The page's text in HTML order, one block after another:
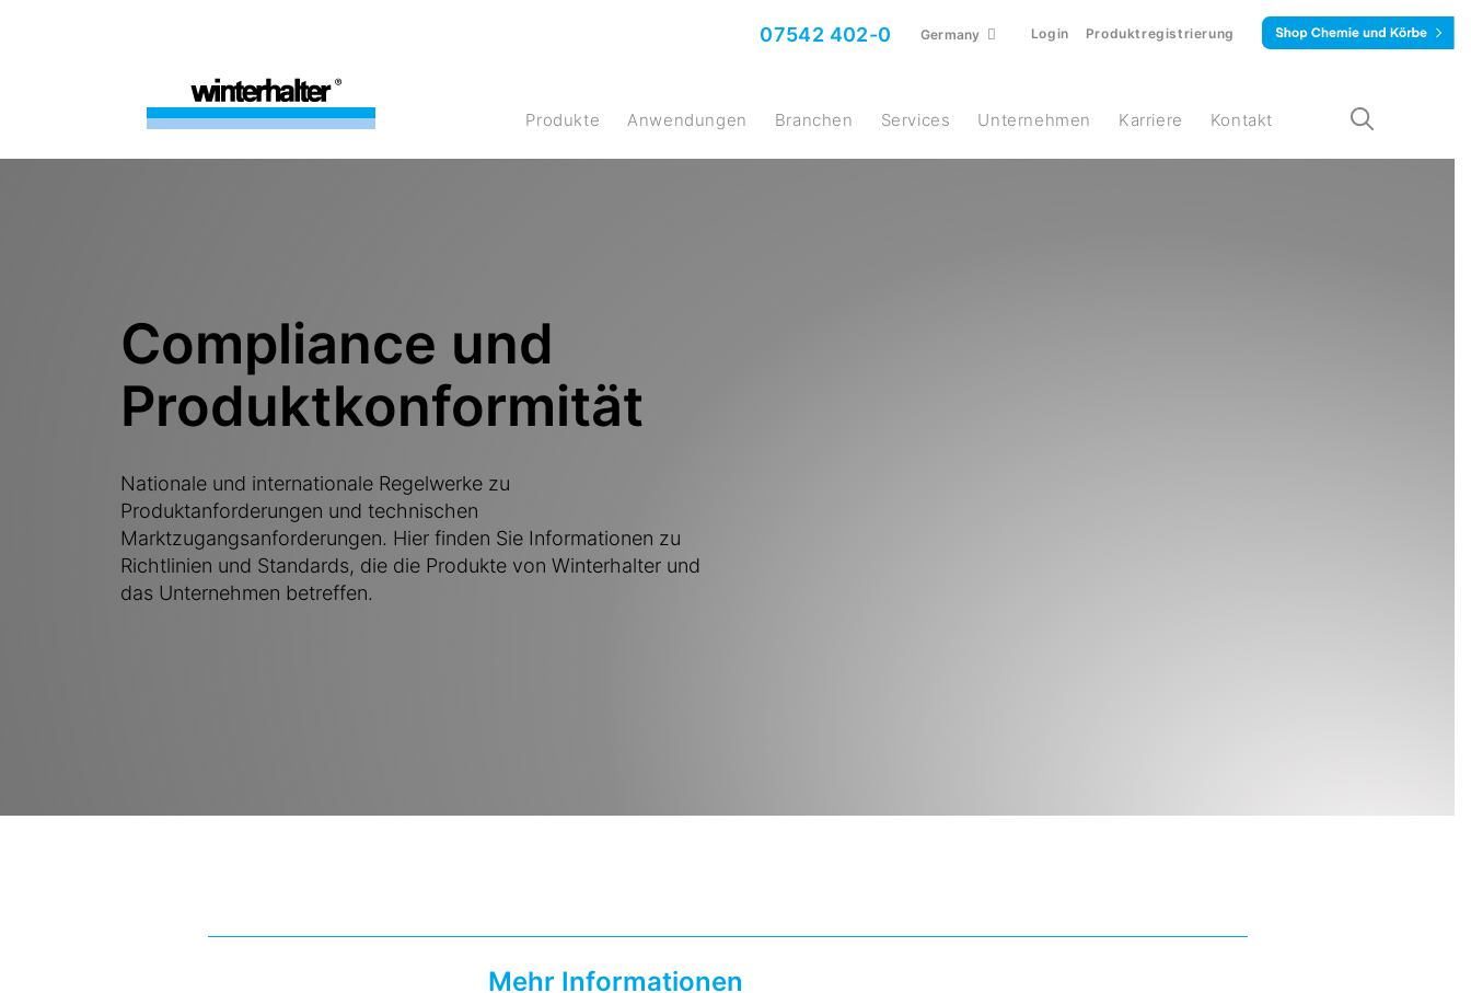
07542 402-0 Germany Login Produktregistrierung
Produkte Anwendungen Branchen Services Unternehmen Karriere Kontakt
Compliance und
Produktkonformität
Nationale und internationale Regelwerke zu
Produktanforderungen und technischen
Marktzugangsanforderungen. Hier finden Sie Informationen zu
Richtlinien und Standards, die die Produkte von Winterhalter und
das Unternehmen betreffen.
Mehr Informationen